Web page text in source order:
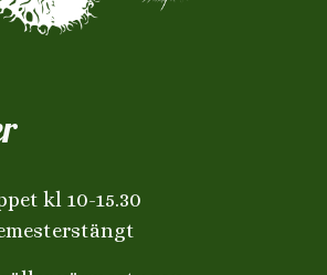
kl 10-15.30